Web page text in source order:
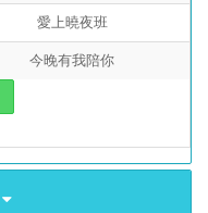
愛上曉夜班
今晚有我陪你